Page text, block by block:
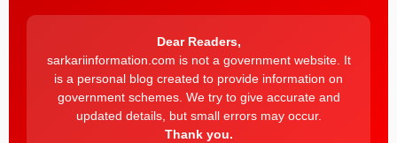
Dear Readers,
sarkariinformation.com is not a government website. It
is a personal blog created to provide information on
government schemes. We try to give accurate and
updated details, but small errors may occur.
Thank you.